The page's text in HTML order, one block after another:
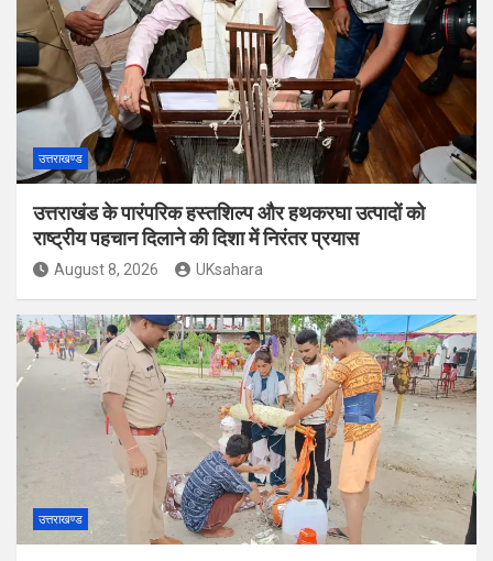
उत्तराखण्ड
उत्तराखंड के पारंपरिक हस्तशिल्प और हथकरघा उत्पादों को
राष्ट्रीय पहचान दिलाने की दिशा में निरंतर प्रयास
August 8, 2026 UKsahara
उत्तराखण्ड